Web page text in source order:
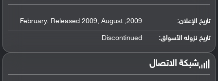
تاريخ الإعلان: 2009, February. Released 2009, August
تاريخ نزوله الأسواق: Discontinued
شبكة الاتصال